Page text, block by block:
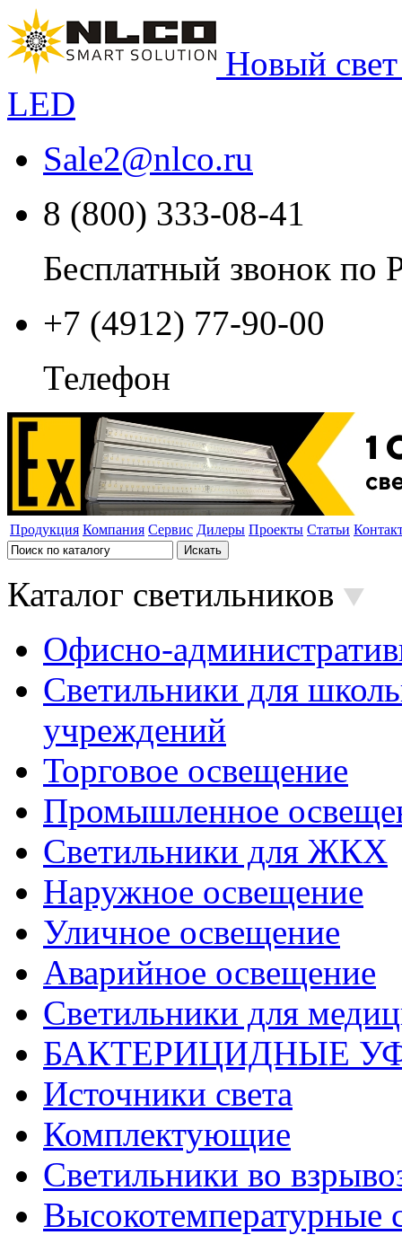
Новый
LED
Sale2@nlco.ru
8 (800) 333-08-41
Бесплатный звонок по
+7 (4912) 77-90-00
Телефон
Продукция Компания Сервис Дилеры Проекты Статьи
Каталог светильников
Офисно-
Светильники для
учреждений
Торговое освещение
Промышленное
Светильники для ЖКХ
Наружное освещение
Уличное освещение
Аварийное освещение
Светильники для
БАКТЕРИЦИДНЫЕ
Источники света
Комплектующие
Светильники во
Высокотемпературные